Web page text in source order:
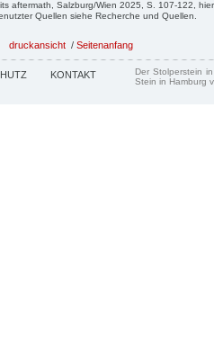
aftermath, Salzburg/Wien 2025, S. 107-122,
Quellen siehe Recherche und Quellen.
druckansicht / Seitenanfang
KONTAKT
Der Stolperstein
Stein in Hamburg